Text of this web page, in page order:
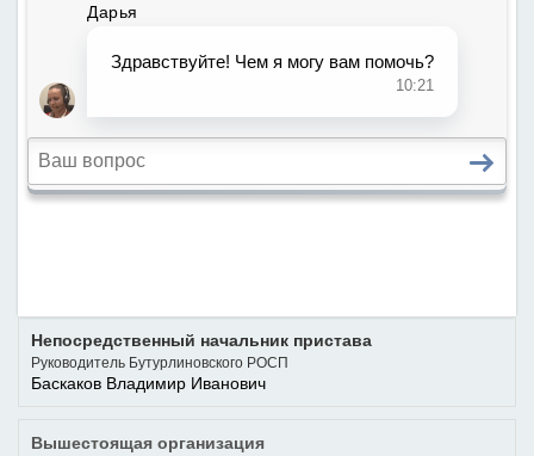
Непосредственный начальник пристава
Руководитель Бутурлиновского РОСП
Баскаков Владимир Иванович
Вышестоящая организация